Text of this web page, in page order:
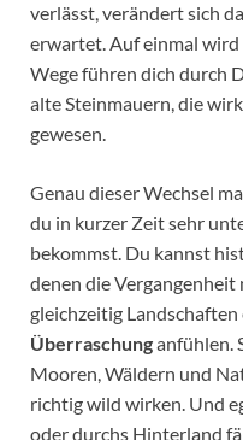
verlässt, verändert sich
erwartet. Auf einmal wird
Wege führen dich durch
alte Steinmauern, die
gewesen.
Genau dieser Wechsel
du in kurzer Zeit sehr
bekommst. Du kannst
denen die Vergangenheit
gleichzeitig Landschaften
Überraschunganfühlen.
Mooren, Wäldern und
richtig wild wirken. Und
oder durchs Hinterland